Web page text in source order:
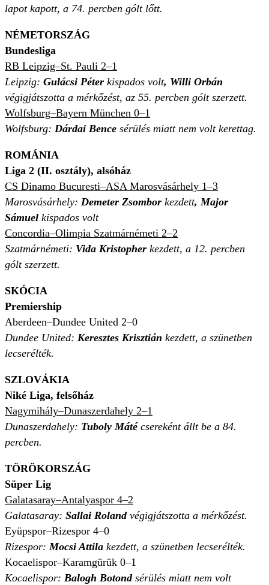
lapot kapott, a 74. percben gólt lőtt.
NÉMETORSZÁG
Bundesliga
RB Leipzig–St. Pauli 2–1
Leipzig: Gulácsi Péter kispados volt, Willi Orbán
végigjátszotta a mérkőzést, az 55. percben gólt szerzett.
Wolfsburg–Bayern München 0–1
Wolfsburg: Dárdai Bence sérülés miatt nem volt kerettag.
ROMÁNIA
Liga 2 (II. osztály), alsóház
CS Dinamo Bucuresti–ASA Marosvásárhely 1–3
Marosvásárhely: Demeter Zsombor kezdett, Major
Sámuel kispados volt
Concordia–Olimpia Szatmárnémeti 2–2
Szatmárnémeti: Vida Kristopher kezdett, a 12. percben
gólt szerzett.
SKÓCIA
Premiership
Aberdeen–Dundee United 2–0
Dundee United: Keresztes Krisztián kezdett, a szünetben
lecserélték.
SZLOVÁKIA
Niké Liga, felsőház
Nagymihály–Dunaszerdahely 2–1
Dunaszerdahely: Tuboly Máté csereként állt be a 84.
percben.
TÖRÖKORSZÁG
Süper Lig
Galatasaray–Antalyaspor 4–2
Galatasaray: Sallai Roland végigjátszotta a mérkőzést.
Eyüpspor–Rizespor 4–0
Rizespor: Mocsi Attila kezdett, a szünetben lecserélték.
Kocaelispor–Karamgürük 0–1
Kocaelispor: Balogh Botond sérülés miatt nem volt